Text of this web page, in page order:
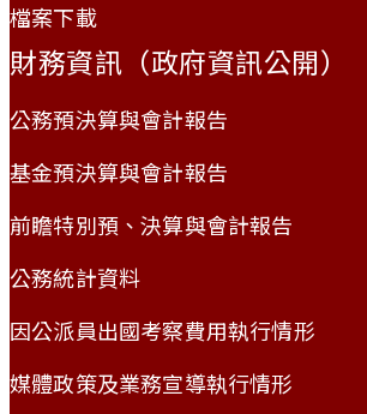
檔案下載
財務資訊（政府資訊公開）
公務預決算與會計報告
基金預決算與會計報告
前瞻特別預、決算與會計報告
公務統計資料
因公派員出國考察費用執行情形
媒體政策及業務宣導執行情形